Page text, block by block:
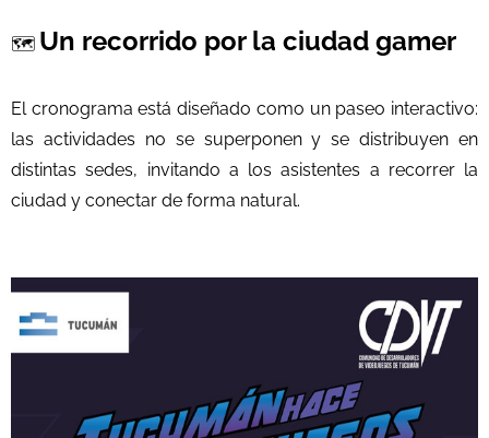
🗺️ Un recorrido por la ciudad gamer
El cronograma está diseñado como un paseo interactivo:
las actividades no se superponen y se distribuyen en
distintas sedes, invitando a los asistentes a recorrer la
ciudad y conectar de forma natural.